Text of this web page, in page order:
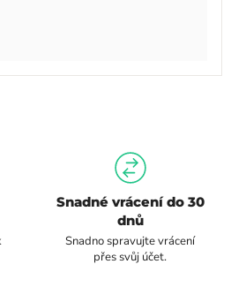
Snadné vrácení do 30
dnů
Snadno spravujte vrácení
přes svůj účet.